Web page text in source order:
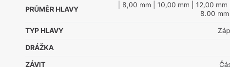
PRŮMĚR HLAVY
| 8,00 mm | 10,00 mm | 12,00 mm
8.00 mm
TYP HLAVY
DRÁŽKA
ZÁVIT